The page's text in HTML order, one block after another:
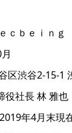
ｃｂｅｉｎｇ
区渋谷2-15-1
役社長 林 雅也
年4月末現